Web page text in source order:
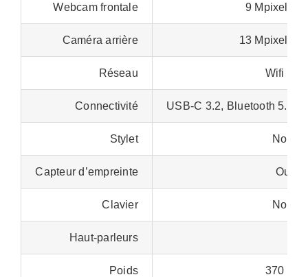
Webcam frontale 9 Mpixels
Caméra arrière 13 Mpixels
Réseau Wifi 6
Connectivité USB-C 3.2, Bluetooth 5.4
Stylet Non
Capteur d’empreinte Oui
Clavier Non
Haut-parleurs
Poids 370 g